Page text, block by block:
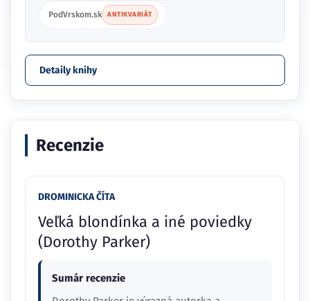
PodVrskom.sk ANTIKVARIÁT
Detaily knihy
Recenzie
DROMINICKA ČÍTA
Veľká blondínka a iné poviedky
(Dorothy Parker)
Sumár recenzie